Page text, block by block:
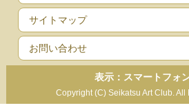
サイトマップ
お問い合わせ
表示：スマートフォン
Copyright (C) Seikatsu Art Club.